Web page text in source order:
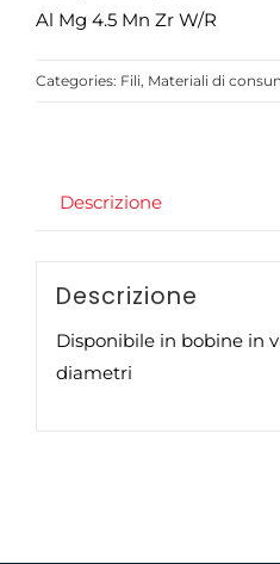
Al Mg 4.5 Mn Zr W/R
Categories: Fili, Materiali di
Descrizione
Descrizione
Disponibile in bobine in
diametri